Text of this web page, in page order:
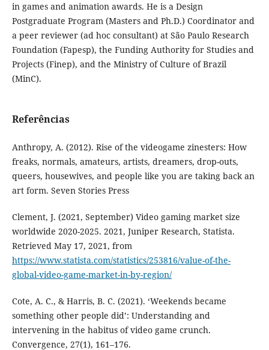
in games and animation awards. He is a Design
Postgraduate Program (Masters and Ph.D.) Coordinator and
a peer reviewer (ad hoc consultant) at São Paulo Research
Foundation (Fapesp), the Funding Authority for Studies and
Projects (Finep), and the Ministry of Culture of Brazil
(MinC).
Referências
Anthropy, A. (2012). Rise of the videogame zinesters: How
freaks, normals, amateurs, artists, dreamers, drop-outs,
queers, housewives, and people like you are taking back an
art form. Seven Stories Press
Clement, J. (2021, September) Video gaming market size
worldwide 2020-2025. 2021, Juniper Research, Statista.
Retrieved May 17, 2021, from
https://www.statista.com/statistics/253816/value-of-the-
global-video-game-market-in-by-region/
Cote, A. C., & Harris, B. C. (2021). ‘Weekends became
something other people did’: Understanding and
intervening in the habitus of video game crunch.
Convergence, 27(1), 161–176.